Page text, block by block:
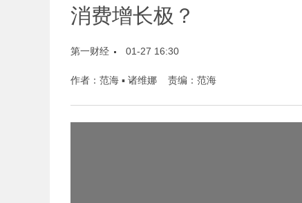
消费增长极？
第一财经 01-27 16:30
作者：范海 ▪ 诸维娜 责编：范海